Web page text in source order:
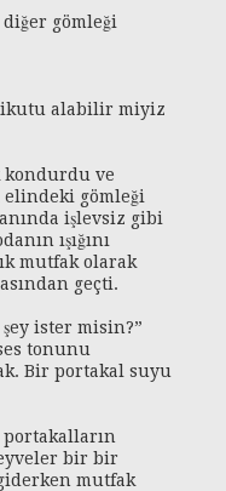
gömleği
alabilir miyiz
kondurdu ve
elindeki gömleği
işlevsiz gibi
ışığını
mutfak olarak
geçti.
ister misin?”
tonunu
Bir portakal suyu
bir bir
mutfak